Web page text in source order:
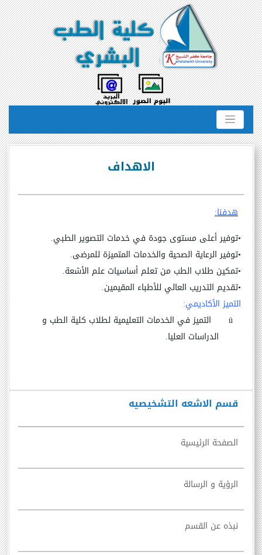
قسم الاشعه التشخيصيه
الصفحة الرئيسية
الرؤية و الرسالة
نبذه عن القسم
الاهداف
هدفنا:
•توفير أعلى مستوى جودة في خدمات التصوير الطبي.
•توفير الرعاية الصحية والخدمات المتميزة للمرضى.
•تمكين طلاب الطب من تعلم أساسيات علم الأشعة.
•تقديم التدريب العالي للأطباء المقيمين.
التميز الأكاديمي:
ü
التميز في الخدمات التعليمية لطلاب كلية الطب و
الدراسات العليا.